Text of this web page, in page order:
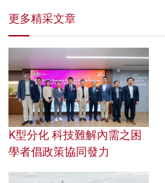
更多精采文章
K型分化 科技難解內需之困
學者倡政策協同發力